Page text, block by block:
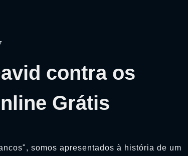
contra os
Grátis
somos apresentados à história de um